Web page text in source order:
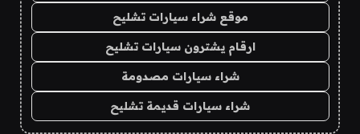
موقع شراء سيارات تشليح
ارقام يشترون سيارات تشليح
شراء سيارات مصدومة
شراء سيارات قديمة تشليح